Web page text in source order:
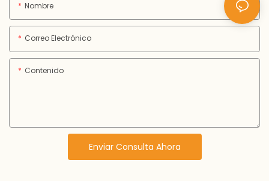
Nombre
Correo Electrónico
Contenido
Enviar Consulta Ahora